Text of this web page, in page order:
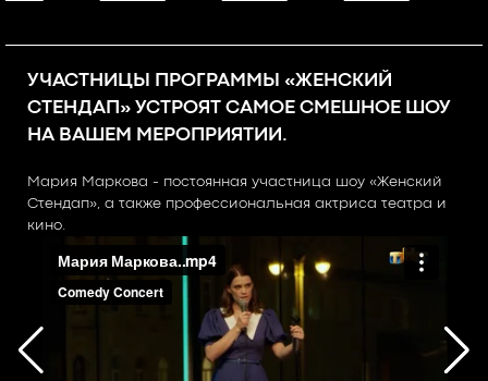
УЧАСТНИЦЫ ПРОГРАММЫ «ЖЕНСКИЙ
СТЕНДАП» УСТРОЯТ САМОЕ СМЕШНОЕ ШОУ
НА ВАШЕМ МЕРОПРИЯТИИ.
Мария Маркова - постоянная участница шоу «Женский
Стендап», а также профессиональная актриса театра и
кино.